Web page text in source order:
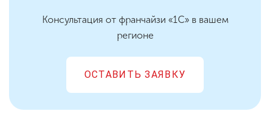
Консультация от франчайзи «1С» в вашем
регионе
ОСТАВИТЬ ЗАЯВКУ